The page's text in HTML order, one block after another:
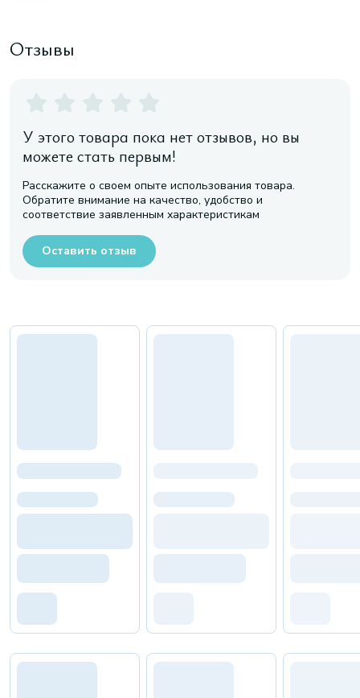
Отзывы
У этого товара пока нет отзывов, но вы
можете стать первым!
Расскажите о своем опыте использования товара.
Обратите внимание на качество, удобство и
соответствие заявленным характеристикам
Оставить отзыв